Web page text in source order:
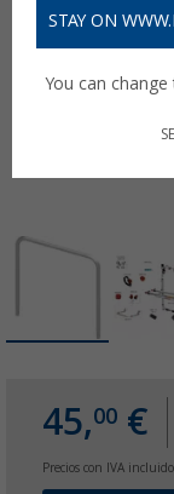
45,00 €
Precios con IVA incluido
STAY ON
You can